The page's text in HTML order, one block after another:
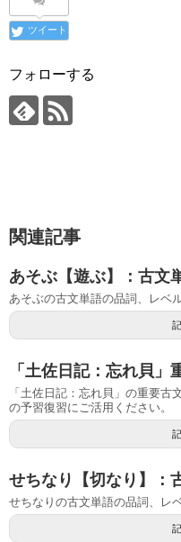
ツイート
フォローする
関連記事
あそぶ【遊ぶ】：古文
あそぶの古文単語の品詞、レベ
「土佐日記：忘れ貝」
「土佐日記：忘れ貝」の重要古
の予習復習にご活用ください。
せちなり【切なり】：
せちなりの古文単語の品詞、レ